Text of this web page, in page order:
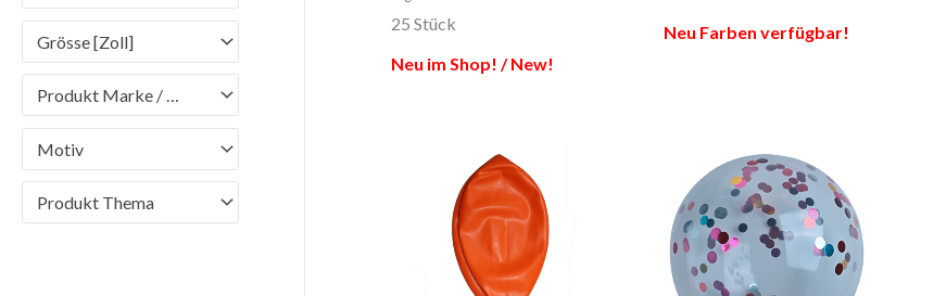
Grösse [Zoll]
Produkt Marke / Brand
Motiv
Produkt Thema
25 Stück
Neu im Shop! / New!
Neu Farben verfügbar!